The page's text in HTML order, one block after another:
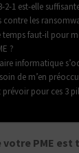
2-1 est-elle
contre les
faut-il pour
?
informatique
de m’en
pour ces 3
votre PME